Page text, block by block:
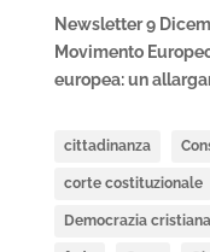
Newsletter 9
Movimento
europea: un
cittadinanza
corte costituzionale
Democrazia cristiana